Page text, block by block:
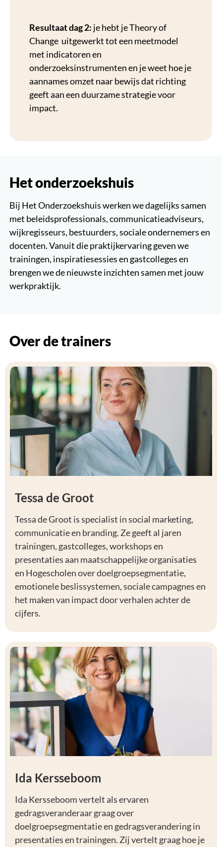
Resultaat dag 2: je hebt je Theory of
Change uitgewerkt tot een meetmodel
met indicatoren en
onderzoeksinstrumenten en je weet hoe je
aannames omzet naar bewijs dat richting
geeft aan een duurzame strategie voor
impact.
Het onderzoekshuis
Bij Het Onderzoekshuis werken we dagelijks samen
met beleidsprofessionals, communicatieadviseurs,
wijkregisseurs, bestuurders, sociale ondernemers en
docenten. Vanuit die praktijkervaring geven we
trainingen, inspiratiesessies en gastcolleges en
brengen we de nieuwste inzichten samen met jouw
werkpraktijk.
Over de trainers
Tessa de Groot
Tessa de Groot is specialist in social marketing,
communicatie en branding. Ze geeft al jaren
trainingen, gastcolleges, workshops en
presentaties aan maatschappelijke organisaties
en Hogescholen over doelgroepsegmentatie,
emotionele beslissystemen, sociale campagnes en
het maken van impact door verhalen achter de
cijfers.
Ida Kersseboom
Ida Kersseboom vertelt als ervaren
gedragsveranderaar graag over
doelgroepsegmentatie en gedragsverandering in
presentaties en trainingen. Zij vertelt graag hoe je